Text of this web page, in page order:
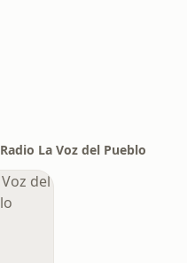
Radio La Voz del Pueblo